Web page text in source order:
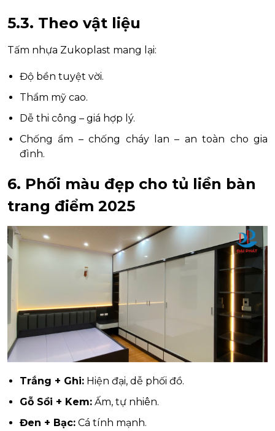
5.3. Theo vật liệu
Tấm nhựa Zukoplast mang lại:
Độ bền tuyệt vời.
Thẩm mỹ cao.
Dễ thi công – giá hợp lý.
Chống ẩm – chống cháy lan – an toàn cho gia
đình.
6. Phối màu đẹp cho tủ liền bàn
trang điểm 2025
Trắng + Ghi: Hiện đại, dễ phối đồ.
Gỗ Sồi + Kem: Ấm, tự nhiên.
Đen + Bạc: Cá tính mạnh.